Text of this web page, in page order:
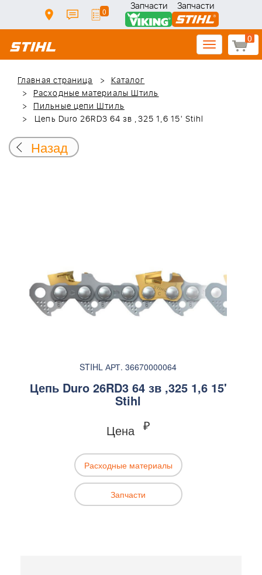
0 Запчасти Запчасти
0
Toggle
navigation
Главная страница
Каталог
Расходные материалы Штиль
Пильные цепи Штиль
Цепь Duro 26RD3 64 зв ,325 1,6 15' Stihl
Назад
STIHL АРТ. 36670000064
Цепь Duro 26RD3 64 зв ,325 1,6 15'
Stihl
Цена ₽
Расходные материалы
Запчасти